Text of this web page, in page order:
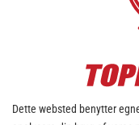
og
Skabe
af
Dette websted benytter